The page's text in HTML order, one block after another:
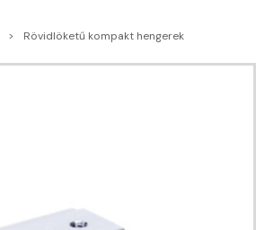
Rövidlöketű kompakt hengerek